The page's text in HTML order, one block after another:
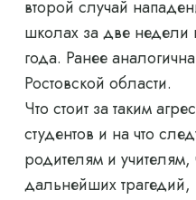
второй случай
школах за две недели
года. Ранее
Ростовской области.
Что стоит за таким
студентов и на что
родителям и учителям,
дальнейших